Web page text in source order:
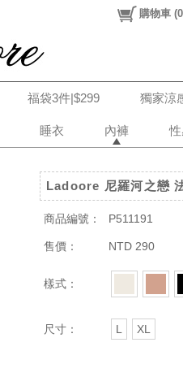
福袋3件|$299 獨家涼
睡衣 內褲
購物車 (0
Ladoore 尼羅河之戀
商品編號： P511191
售價： NTD 290
樣式：
尺寸： L XL